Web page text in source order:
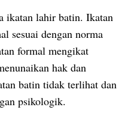
ikatan lahir batin. Ikatan
sesuai dengan norma
formal mengikat
hak dan
batin tidak terlihat dan
psikologik.